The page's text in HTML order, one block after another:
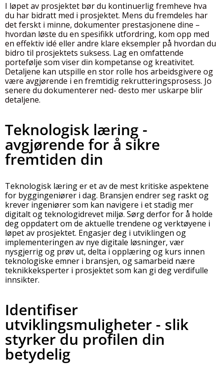
I løpet av prosjektet bør du kontinuerlig fremheve hva
du har bidratt med i prosjektet. Mens du fremdeles har
det ferskt i minne, dokumenter prestasjonene dine –
hvordan løste du en spesifikk utfordring, kom opp med
en effektiv idé eller andre klare eksempler på hvordan du
bidro til prosjektets suksess. Lag en omfattende
portefølje som viser din kompetanse og kreativitet.
Detaljene kan utspille en stor rolle hos arbeidsgivere og
være avgjørende i en fremtidig rekrutteringsprosess. Jo
senere du dokumenterer ned- desto mer uskarpe blir
detaljene.
Teknologisk læring -
avgjørende for å sikre
fremtiden din
Teknologisk læring er et av de mest kritiske aspektene
for byggingeniører i dag. Bransjen endrer seg raskt og
krever ingeniører som kan navigere i et stadig mer
digitalt og teknologidrevet miljø. Sørg derfor for å holde
deg oppdatert om de aktuelle trendene og verktøyene i
løpet av prosjektet. Engasjer deg i utviklingen og
implementeringen av nye digitale løsninger, vær
nysgjerrig og prøv ut, delta i opplæring og kurs innen
teknologiske emner i bransjen, og samarbeid nære
teknikkeksperter i prosjektet som kan gi deg verdifulle
innsikter.
Identifiser
utviklingsmuligheter - slik
styrker du profilen din
betydelig